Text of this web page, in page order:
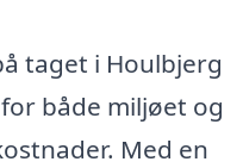
taget i Houlbjerg
både miljøet og
Med en